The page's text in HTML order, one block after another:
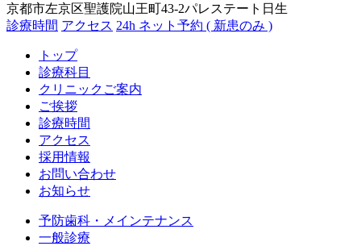
京都市左京区聖護院山王町43-2パレステート日生
診療時間 アクセス 24h ネット予約 ( 新患のみ )
トップ
診療科目
クリニックご案内
ご挨拶
診療時間
アクセス
採用情報
お問い合わせ
お知らせ
予防歯科・メインテナンス
一般診療